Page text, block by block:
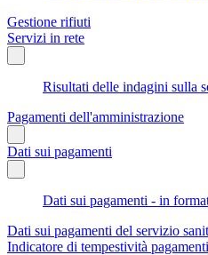
Gestione rifiuti
Servizi in rete
Risultati delle indagini sulla
Pagamenti dell'amministrazione
Dati sui pagamenti
Dati sui pagamenti - in
Dati sui pagamenti del servizio
Indicatore di tempestività pagamenti